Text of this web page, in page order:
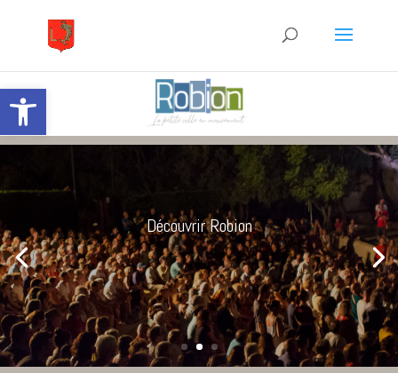
Ouvrir la barre d’outils
Découvrir Robion